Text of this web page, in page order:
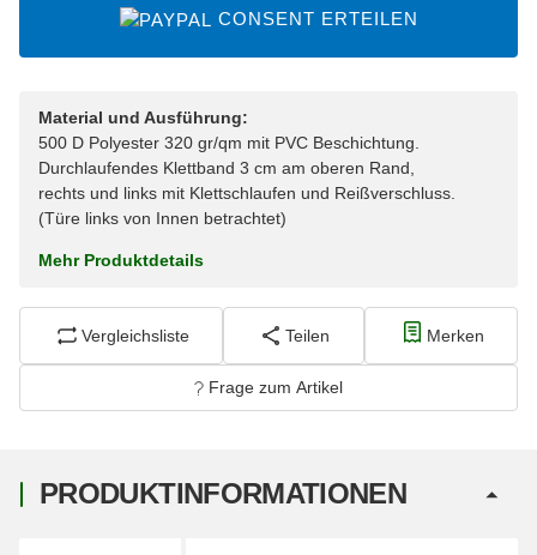
CONSENT ERTEILEN
Material und Ausführung:
500 D Polyester 320 gr/qm mit PVC Beschichtung.
Durchlaufendes Klettband 3 cm am oberen Rand,
rechts und links mit Klettschlaufen und Reißverschluss.
(Türe links von Innen betrachtet)
Mehr Produktdetails
Vergleichsliste Teilen Merken
Frage zum Artikel
PRODUKTINFORMATIONEN